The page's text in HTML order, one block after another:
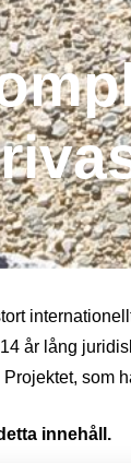
år lång
Projektet, som
innehåll.